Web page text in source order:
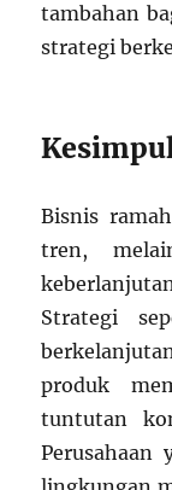
tambahan
strategi
Bisnis
tren,
Strategi
produk
tuntutan
Perusahaan